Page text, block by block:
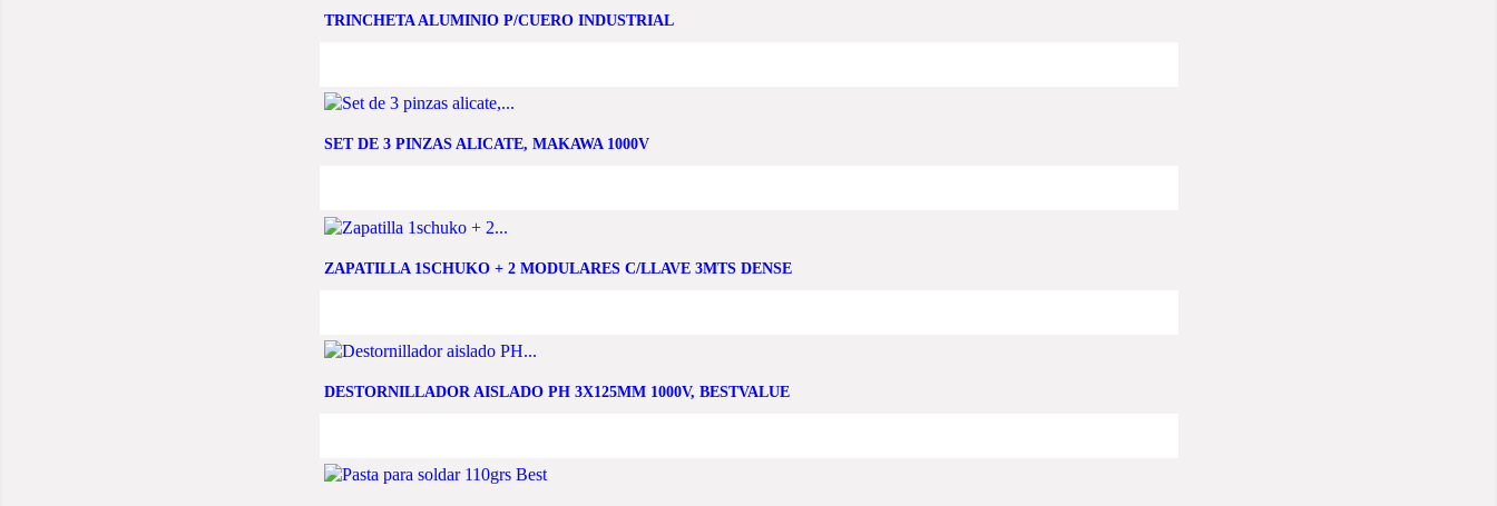
TRINCHETA ALUMINIO P/CUERO INDUSTRIAL
SET DE 3 PINZAS ALICATE, MAKAWA 1000V
ZAPATILLA 1SCHUKO + 2 MODULARES C/LLAVE 3MTS DENSE
DESTORNILLADOR AISLADO PH 3X125MM 1000V, BESTVALUE